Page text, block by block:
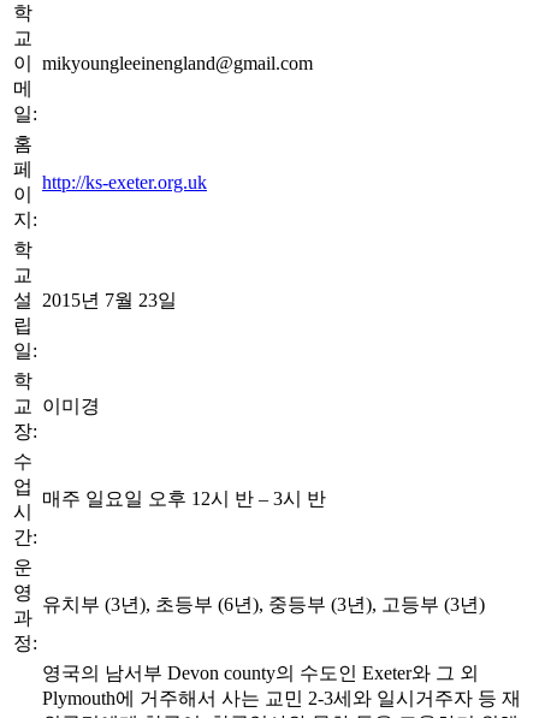
학
교
이
메
일:
mikyoungleeinengland@gmail.com
홈
페
이
지:
http://ks-exeter.org.uk
학
교
설
립
일:
2015년 7월 23일
학
교
장:
이미경
수
업
시
간:
매주 일요일 오후 12시 반 – 3시 반
운
영
과
정:
유치부 (3년), 초등부 (6년), 중등부 (3년), 고등부 (3년)
영국의 남서부 Devon county의 수도인 Exeter와 그 외
Plymouth에 거주해서 사는 교민 2-3세와 일시거주자 등 재